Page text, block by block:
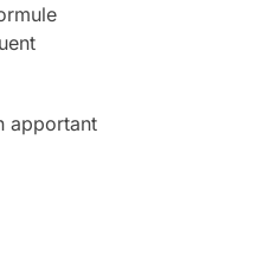
apportant